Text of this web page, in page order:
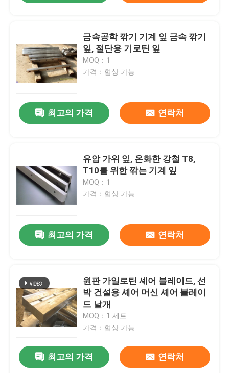
홈
회사 소개
품질 관리
금속공학 깎기 기계 잎 금속 깎기
잎, 절단용 기로틴 잎
MOQ：1
가격：협상 가능
최고의 가격 연락처
유압 가위 잎, 온화한 강철 T8,
T10를 위한 깎는 기계 잎
MOQ：1
가격：협상 가능
최고의 가격 연락처
원판 가일로틴 셰어 블레이드, 선
박 건설용 셰어 머신 셰어 블레이
드 날개
MOQ：1 세트
가격：협상 가능
최고의 가격 연락처